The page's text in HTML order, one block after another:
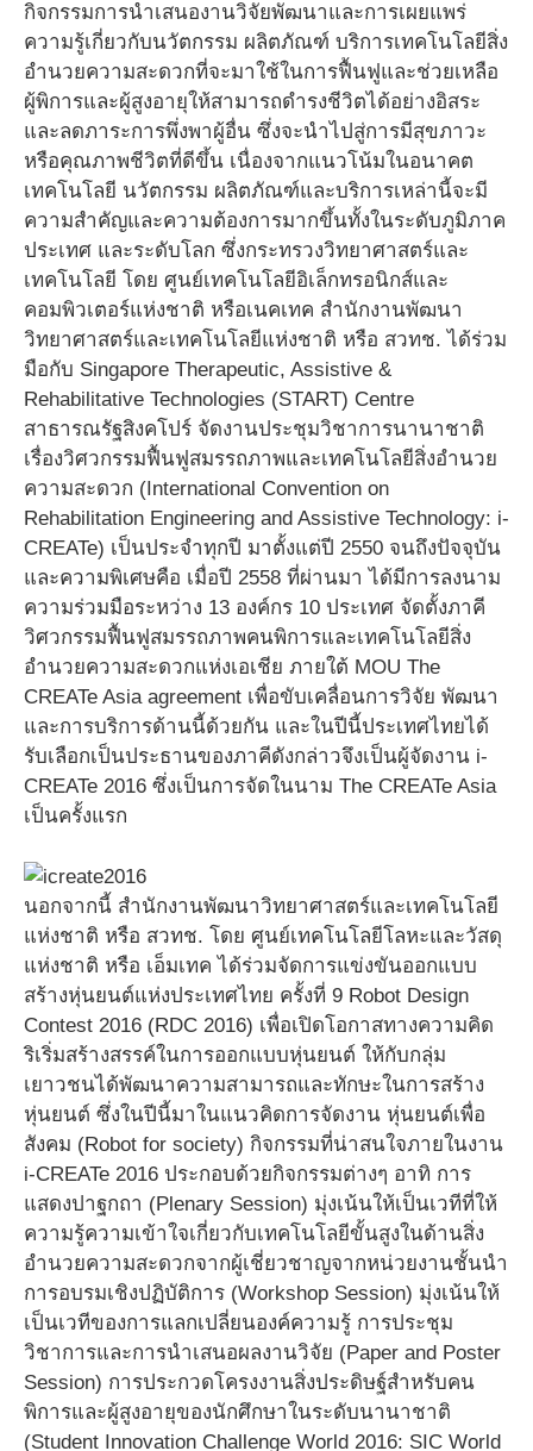
กิจกรรมการนำเสนองานวิจัยพัฒนาและการเผยแพร่
ความรู้เกี่ยวกับนวัตกรรม ผลิตภัณฑ์ บริการเทคโนโลยีสิ่ง
อำนวยความสะดวกที่จะมาใช้ในการฟื้นฟูและช่วยเหลือ
ผู้พิการและผู้สูงอายุให้สามารถดำรงชีวิตได้อย่างอิสระ
และลดภาระการพึ่งพาผู้อื่น ซึ่งจะนำไปสู่การมีสุขภาวะ
หรือคุณภาพชีวิตที่ดีขึ้น เนื่องจากแนวโน้มในอนาคต
เทคโนโลยี นวัตกรรม ผลิตภัณฑ์และบริการเหล่านี้จะมี
ความสำคัญและความต้องการมากขึ้นทั้งในระดับภูมิภาค
ประเทศ และระดับโลก ซึ่งกระทรวงวิทยาศาสตร์และ
เทคโนโลยี โดย ศูนย์เทคโนโลยีอิเล็กทรอนิกส์และ
คอมพิวเตอร์แห่งชาติ หรือเนคเทค สำนักงานพัฒนา
วิทยาศาสตร์และเทคโนโลยีแห่งชาติ หรือ สวทช. ได้ร่วม
มือกับ Singapore Therapeutic, Assistive &
Rehabilitative Technologies (START) Centre
สาธารณรัฐสิงคโปร์ จัดงานประชุมวิชาการนานาชาติ
เรื่องวิศวกรรมฟื้นฟูสมรรถภาพและเทคโนโลยีสิ่งอำนวย
ความสะดวก (International Convention on
Rehabilitation Engineering and Assistive Technology: i-
CREATe) เป็นประจำทุกปี มาตั้งแต่ปี 2550 จนถึงปัจจุบัน
และความพิเศษคือ เมื่อปี 2558 ที่ผ่านมา ได้มีการลงนาม
ความร่วมมือระหว่าง 13 องค์กร 10 ประเทศ จัดตั้งภาคี
วิศวกรรมฟื้นฟูสมรรถภาพคนพิการและเทคโนโลยีสิ่ง
อำนวยความสะดวกแห่งเอเชีย ภายใต้ MOU The
CREATe Asia agreement เพื่อขับเคลื่อนการวิจัย พัฒนา
และการบริการด้านนี้ด้วยกัน และในปีนี้ประเทศไทยได้
รับเลือกเป็นประธานของภาคีดังกล่าวจึงเป็นผู้จัดงาน i-
CREATe 2016 ซึ่งเป็นการจัดในนาม The CREATe Asia
เป็นครั้งแรก
นอกจากนี้ สำนักงานพัฒนาวิทยาศาสตร์และเทคโนโลยี
แห่งชาติ หรือ สวทช. โดย ศูนย์เทคโนโลยีโลหะและวัสดุ
แห่งชาติ หรือ เอ็มเทค ได้ร่วมจัดการแข่งขันออกแบบ
สร้างหุ่นยนต์แห่งประเทศไทย ครั้งที่ 9 Robot Design
Contest 2016 (RDC 2016) เพื่อเปิดโอกาสทางความคิด
ริเริ่มสร้างสรรค์ในการออกแบบหุ่นยนต์ ให้กับกลุ่ม
เยาวชนได้พัฒนาความสามารถและทักษะในการสร้าง
หุ่นยนต์ ซึ่งในปีนี้มาในแนวคิดการจัดงาน หุ่นยนต์เพื่อ
สังคม (Robot for society) กิจกรรมที่น่าสนใจภายในงาน
i-CREATe 2016 ประกอบด้วยกิจกรรมต่างๆ อาทิ การ
แสดงปาฐกถา (Plenary Session) มุ่งเน้นให้เป็นเวทีที่ให้
ความรู้ความเข้าใจเกี่ยวกับเทคโนโลยีขั้นสูงในด้านสิ่ง
อำนวยความสะดวกจากผู้เชี่ยวชาญจากหน่วยงานชั้นนำ
การอบรมเชิงปฏิบัติการ (Workshop Session) มุ่งเน้นให้
เป็นเวทีของการแลกเปลี่ยนองค์ความรู้ การประชุม
วิชาการและการนำเสนอผลงานวิจัย (Paper and Poster
Session) การประกวดโครงงานสิ่งประดิษฐ์สำหรับคน
พิการและผู้สูงอายุของนักศึกษาในระดับนานาชาติ
(Student Innovation Challenge World 2016: SIC World